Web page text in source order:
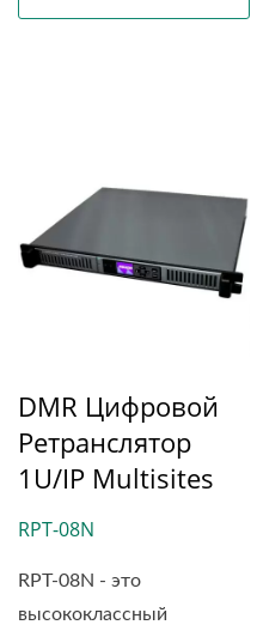
DMR Цифровой
Ретранслятор
1U/IP Multisites
RPT-08N
RPT-08N - это
высококлассный